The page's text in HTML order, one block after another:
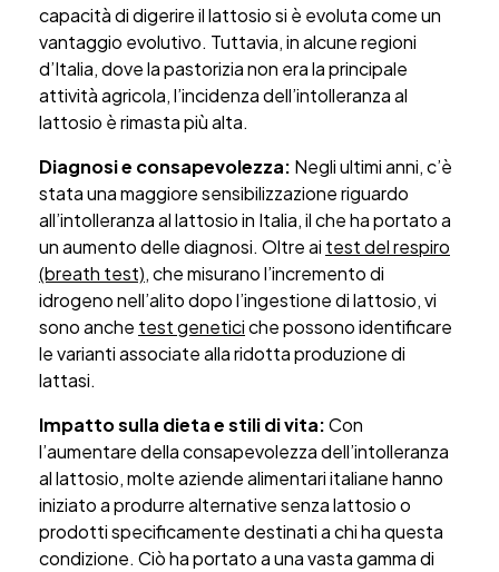
capacità di digerire il lattosio si è evoluta come un
vantaggio evolutivo. Tuttavia, in alcune regioni
d’Italia, dove la pastorizia non era la principale
attività agricola, l’incidenza dell’intolleranza al
lattosio è rimasta più alta.
Diagnosi e consapevolezza: Negli ultimi anni, c’è
stata una maggiore sensibilizzazione riguardo
all’intolleranza al lattosio in Italia, il che ha portato a
un aumento delle diagnosi. Oltre ai test del respiro
(breath test), che misurano l’incremento di
idrogeno nell’alito dopo l’ingestione di lattosio, vi
sono anche test geneticiche possono identificare
le varianti associate alla ridotta produzione di
lattasi.
Impatto sulla dieta e stili di vita:Con
l’aumentare della consapevolezza dell’intolleranza
al lattosio, molte aziende alimentari italiane hanno
iniziato a produrre alternative senza lattosio o
prodotti specificamente destinati a chi ha questa
condizione. Ciò ha portato a una vasta gamma di